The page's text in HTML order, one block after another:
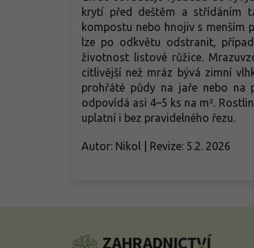
krytí před deštěm a střídáním
kompostu nebo hnojiv s menším
lze po odkvětu odstranit,
životnost listové růžice.
citlivější než mráz bývá zimní
prohřáté půdy na jaře nebo na
odpovídá asi 4–5 ks na m².
uplatní i bez pravidelného řezu.
Autor: Nikol | Revize: 5.2. 2026